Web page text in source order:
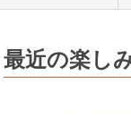
最近の楽し